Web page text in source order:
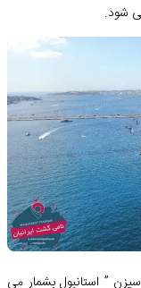
” استانبول بشمار می